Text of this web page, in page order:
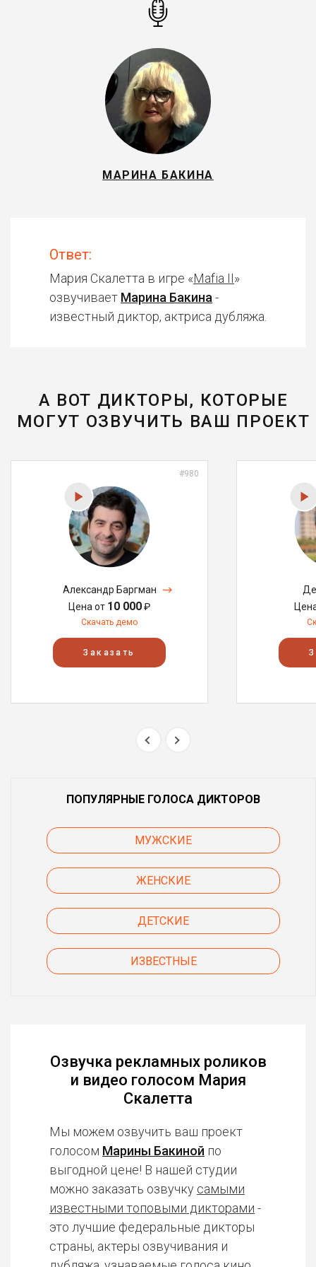
МАРИНА БАКИНА
Ответ:
Мария Скалетта в игре «Mafia II»
озвучивает Марина Бакина -
известный диктор, актриса дубляжа.
А ВОТ ДИКТОРЫ, КОТОРЫЕ
МОГУТ ОЗВУЧИТЬ ВАШ ПРОЕКТ
#980
Александр Баргман
Цена от 10 000₽
Скачать демо
Заказать
ПОПУЛЯРНЫЕ ГОЛОСА ДИКТОРОВ
МУЖСКИЕ
ЖЕНСКИЕ
ДЕТСКИЕ
ИЗВЕСТНЫЕ
Озвучка рекламных роликов
и видео голосом Мария
Скалетта
Мы можем озвучить ваш проект
голосом Марины Бакиной по
выгодной цене! В нашей студии
можно заказать озвучку самыми
известными топовыми дикторами -
это лучшие федеральные дикторы
страны, актеры озвучивания и